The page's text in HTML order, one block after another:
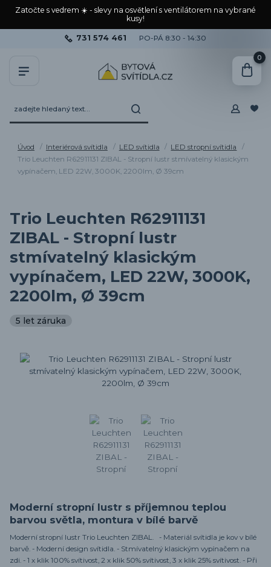
Zatočte s vedrem ☀️ - slevy na osvětlení s ventilátorem na vybrané
kusy!
731 574 461 PO-PÁ 8:30 - 14:30
0
Úvod Interiérová svítidla LED svítidla
LED stropní svítidla
Trio Leuchten R62911131 ZIBAL - Stropní lustr stmívatelný klasickým
vypínačem, LED 22W, 3000K, 2200lm, Ø 39cm
Trio Leuchten R62911131
ZIBAL - Stropní lustr
stmívatelný klasickým
vypínačem, LED 22W, 3000K,
2200lm, Ø 39cm
5 let záruka
Moderní stropní lustr s příjemnou teplou
barvou světla, montura v bílé barvě
Moderní stropní lustr Trio Leuchten ZIBAL. - Materiál svítidla je kov v bílé
barvě. - Moderní design svítidla. - Stmívatelný klasickým vypínačem na
zdi. - 1 x klik 100% svítivost, 2 x klik 50% svítivost, 3 x klik 25% svítivost. - Při